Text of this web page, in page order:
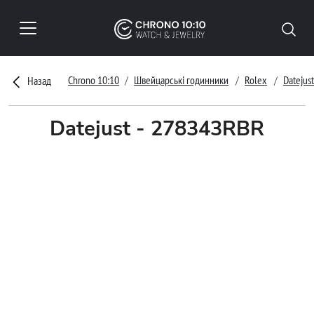
Назад Chrono 10:10 Швейцарські годинники Rolex Datejust
Datejust - 278343RBR